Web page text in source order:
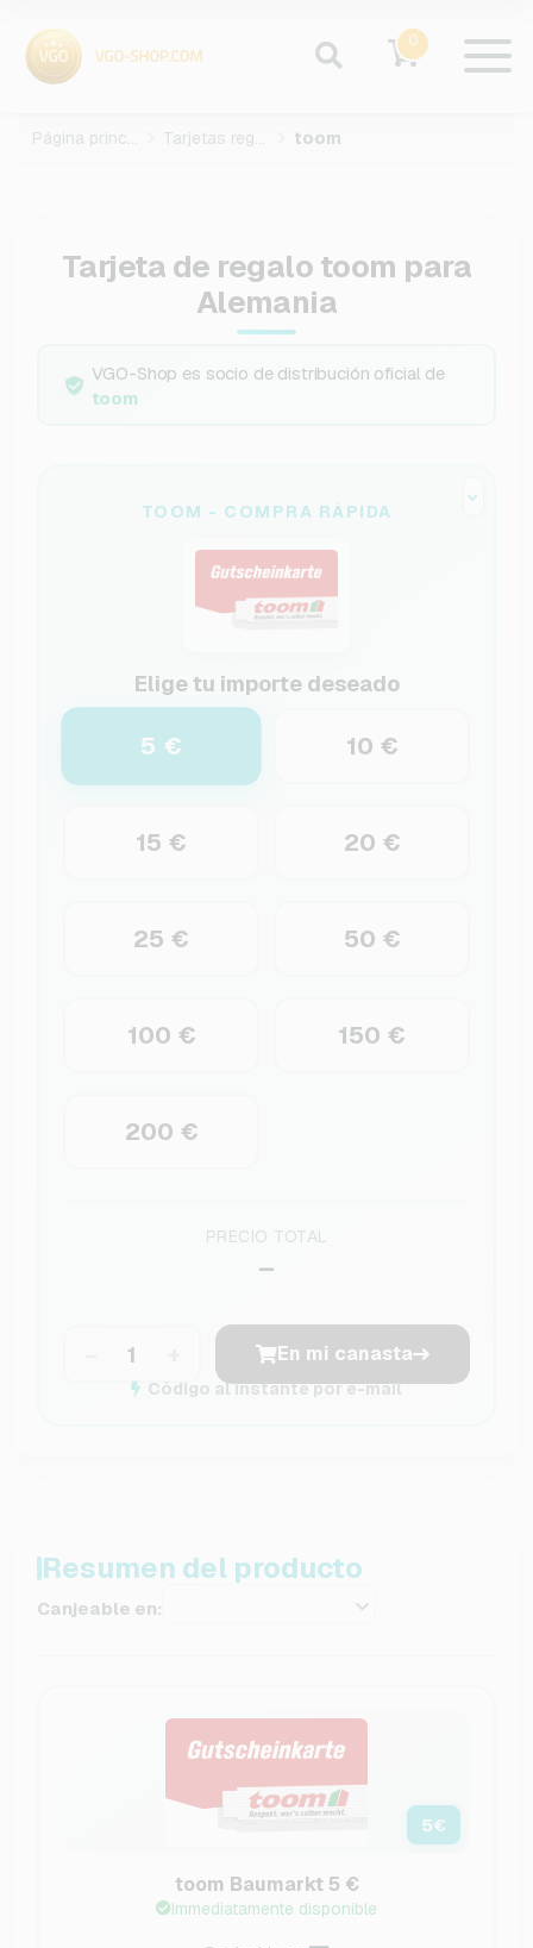
0
Página principal Tarjetas regalo toom
Tarjeta de regalo toom para
Alemania
VGO-Shop es socio de distribución oficial de
toom
TOOM - COMPRA RÁPIDA
Elige tu importe deseado
5 € 10 €
15 € 20 €
25 € 50 €
100 € 150 €
200 €
PRECIO TOTAL
–
En mi canasta
Código al instante por e-mail
Resumen del producto
Canjeable en:
5€
toom Baumarkt 5 €
Immediatamente disponible